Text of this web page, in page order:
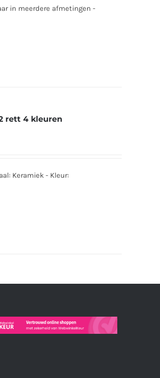
in meerdere afmetingen -
rett 4 kleuren
Keramiek - Kleur: